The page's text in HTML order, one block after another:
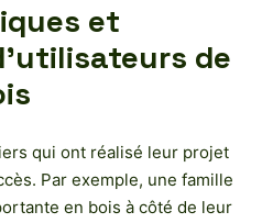
et
de
qui ont réalisé leur projet
Par exemple, une famille
en bois à côté de leur